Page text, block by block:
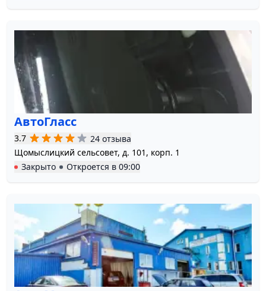
АвтоГласс
3.7
24 отзыва
Щомыслицкий сельсовет, д. 101, корп. 1
Закрыто
Откроется в 09:00